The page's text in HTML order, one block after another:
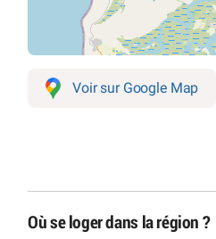
Voir sur Google Map
Où se loger dans la région ?